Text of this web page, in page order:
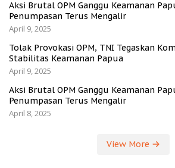
Aksi Brutal OPM Ganggu Keamanan
Penumpasan Terus Mengalir
April 9, 2025
Tolak Provokasi OPM, TNI Tegaskan
Stabilitas Keamanan Papua
April 9, 2025
Aksi Brutal OPM Ganggu Keamanan
Penumpasan Terus Mengalir
April 8, 2025
View More